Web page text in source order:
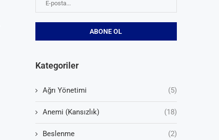
Kategoriler
Ağrı Yönetimi (5)
Anemi (Kansızlık) (18)
Beslenme (2)